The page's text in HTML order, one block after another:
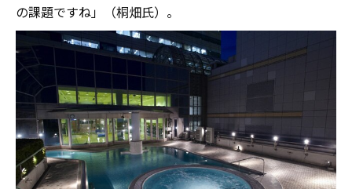
の課題ですね」（桐畑氏）。